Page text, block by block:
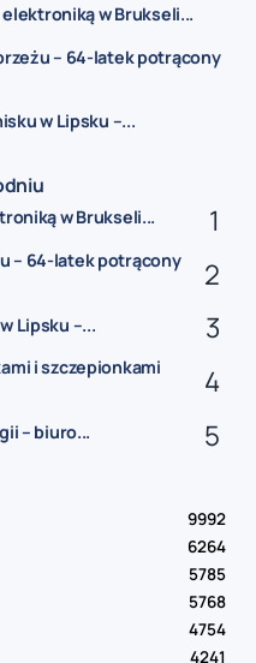
w Brukseli...
– 64-latek potrącony
w Lipsku –...
w Brukseli...
– 64-latek potrącony
Lipsku –...
i szczepionkami
– biuro...
9992
6264
5785
5768
4754
4241